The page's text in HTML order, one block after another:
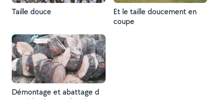
Taille douce
Et le taille doucement en
coupe
Démontage et abattage d